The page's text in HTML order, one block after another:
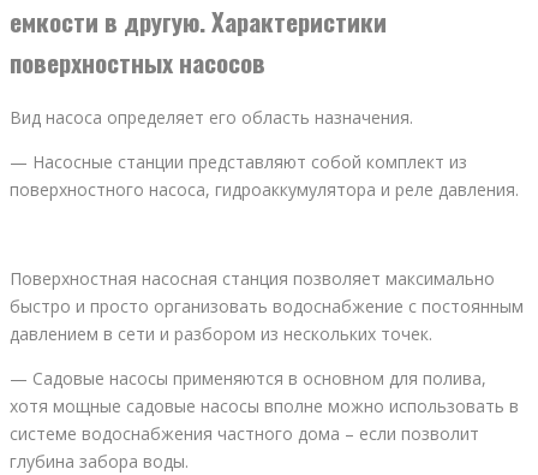
емкости в другую. Характеристики
поверхностных насосов
Вид насоса определяет его область назначения.
— Насосные станции представляют собой комплект из
поверхностного насоса, гидроаккумулятора и реле давления.
Поверхностная насосная станция позволяет максимально
быстро и просто организовать водоснабжение с постоянным
давлением в сети и разбором из нескольких точек.
— Садовые насосы применяются в основном для полива,
хотя мощные садовые насосы вполне можно использовать в
системе водоснабжения частного дома – если позволит
глубина забора воды.